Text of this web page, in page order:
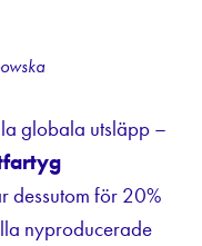
globala utsläpp –
dessutom för 20%
nyproducerade